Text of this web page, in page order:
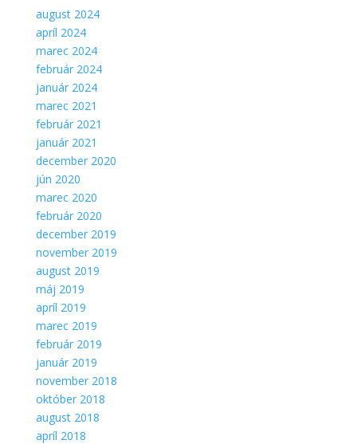
august 2024
apríl 2024
marec 2024
február 2024
január 2024
marec 2021
február 2021
január 2021
december 2020
jún 2020
marec 2020
február 2020
december 2019
november 2019
august 2019
máj 2019
apríl 2019
marec 2019
február 2019
január 2019
november 2018
október 2018
august 2018
apríl 2018
funkčnosť
štruktúru
webovej
stránky na
základe
spôsobu
používania
webovej
stránky.